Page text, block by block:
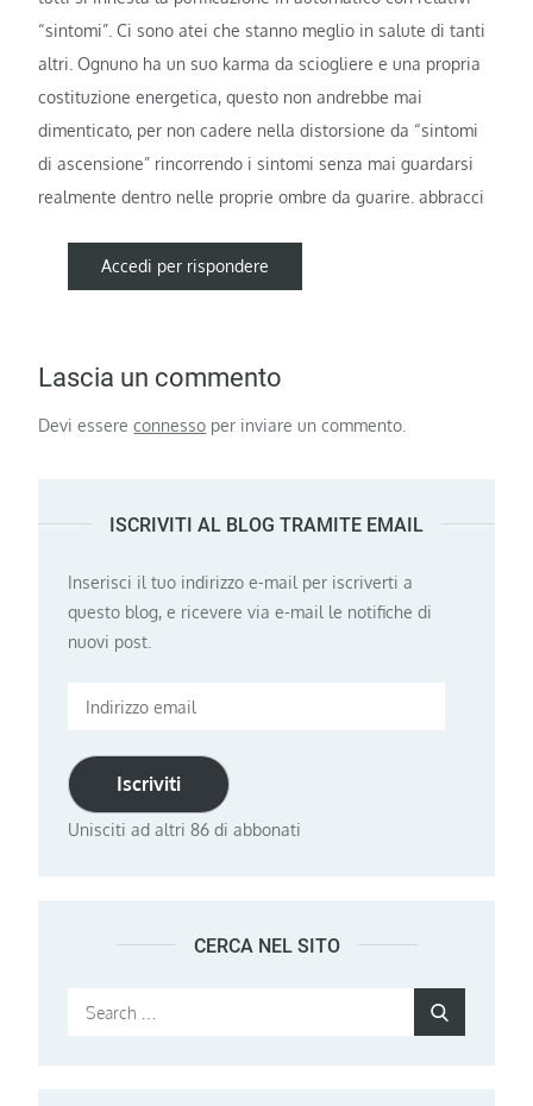
“sintomi”. Ci sono atei che stanno meglio in salute di tanti
altri. Ognuno ha un suo karma da sciogliere e una propria
costituzione energetica, questo non andrebbe mai
dimenticato, per non cadere nella distorsione da “sintomi
di ascensione” rincorrendo i sintomi senza mai guardarsi
realmente dentro nelle proprie ombre da guarire. abbracci
Accedi per rispondere
Lascia un commento
Devi essereconnesso per inviare un commento.
ISCRIVITI AL BLOG TRAMITE EMAIL
Inserisci il tuo indirizzo e-mail per iscriverti a
questo blog, e ricevere via e-mail le notifiche di
nuovi post.
Indirizzo
Iscriviti
Unisciti ad altri 86 di abbonati
CERCA NEL SITO
Search